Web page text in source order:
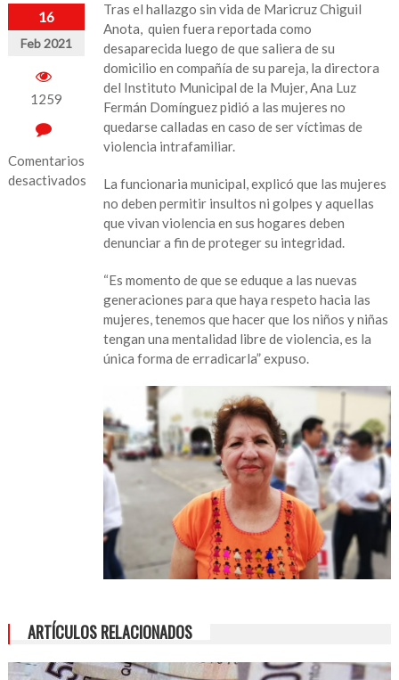
16
Feb 2021
1259
Comentarios
desactivados
Tras el hallazgo sin vida de Maricruz Chiguil
Anota, quien fuera reportada como
desaparecida luego de que saliera de su
domicilio en compañía de su pareja, la directora
del Instituto Municipal de la Mujer, Ana Luz
Fermán Domínguez pidió a las mujeres no
quedarse calladas en caso de ser víctimas de
violencia intrafamiliar.
La funcionaria municipal, explicó que las mujeres
no deben permitir insultos ni golpes y aquellas
que vivan violencia en sus hogares deben
denunciar a fin de proteger su integridad.
“Es momento de que se eduque a las nuevas
generaciones para que haya respeto hacia las
mujeres, tenemos que hacer que los niños y niñas
tengan una mentalidad libre de violencia, es la
única forma de erradicarla” expuso.
ARTÍCULOS RELACIONADOS